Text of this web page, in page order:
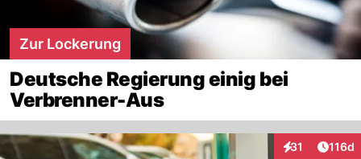
Zur Lockerung
Deutsche Regierung einig bei
Verbrenner-Aus
31
Interaktionen
116d